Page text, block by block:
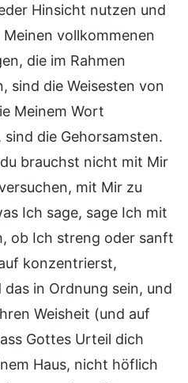
Hinsicht nutzen und
vollkommenen
die im Rahmen
sind die Weisesten von
Meinem Wort
die Gehorsamsten.
brauchst nicht mit Mir
mit Mir zu
Ich sage, sage Ich mit
ob Ich streng oder sanft
konzentrierst,
in Ordnung sein, und
Weisheit (und auf
Gottes Urteil dich
Haus, nicht höflich